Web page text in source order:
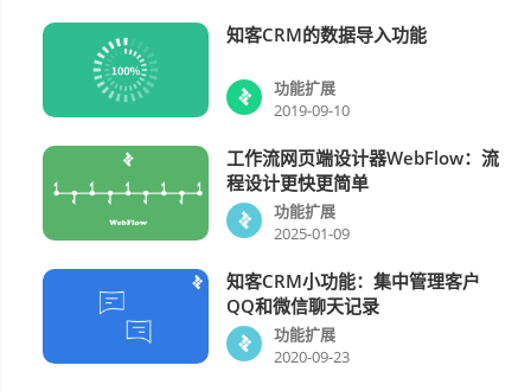
知客CRM的数据导入功能
功能扩展
2019-09-10
工作流网页端设计器WebFlow：流
程设计更快更简单
功能扩展
2025-01-09
知客CRM小功能：集中管理客户
QQ和微信聊天记录
功能扩展
2020-09-23